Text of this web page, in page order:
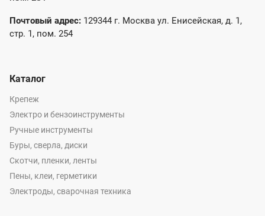
Почтовый адрес: 129344 г. Москва ул. Енисейская, д. 1,
стр. 1, пом. 254
Каталог
Крепеж
Электро и бензоинструменты
Ручные инструменты
Буры, сверла, диски
Скотчи, пленки, ленты
Пены, клеи, герметики
Электроды, сварочная техника